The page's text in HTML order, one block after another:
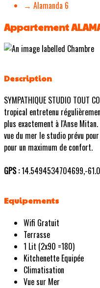
→ Alamanda 6
Appartement
Description
SYMPATHIQUE STUDIO TOUT
tropical entretenu
plus exactement à l'Anse
vue du mer le studio prévu
pour un maximum de confort.
GPS :14.5494534704699,-
Equipements
Wifi Gratuit
Terrasse
1 Lit (2x90 =180)
Kitchenette Equipée
Climatisation
Vue sur Mer